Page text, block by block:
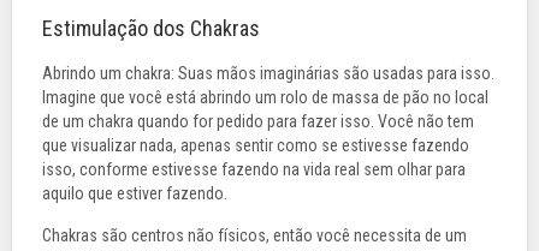
Estimulação dos Chakras
Abrindo um chakra: Suas mãos imaginárias são usadas para isso.
Imagine que você está abrindo um rolo de massa de pão no local
de um chakra quando for pedido para fazer isso. Você não tem
que visualizar nada, apenas sentir como se estivesse fazendo
isso, conforme estivesse fazendo na vida real sem olhar para
aquilo que estiver fazendo.
Chakras são centros não físicos, então você necessita de um